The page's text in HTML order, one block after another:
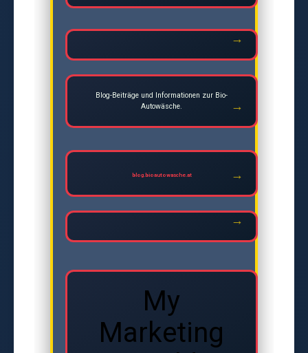
Blog-Beiträge und Informationen zur Bio-
Autowäsche.
blog.bioautowasche.at
My
Marketing